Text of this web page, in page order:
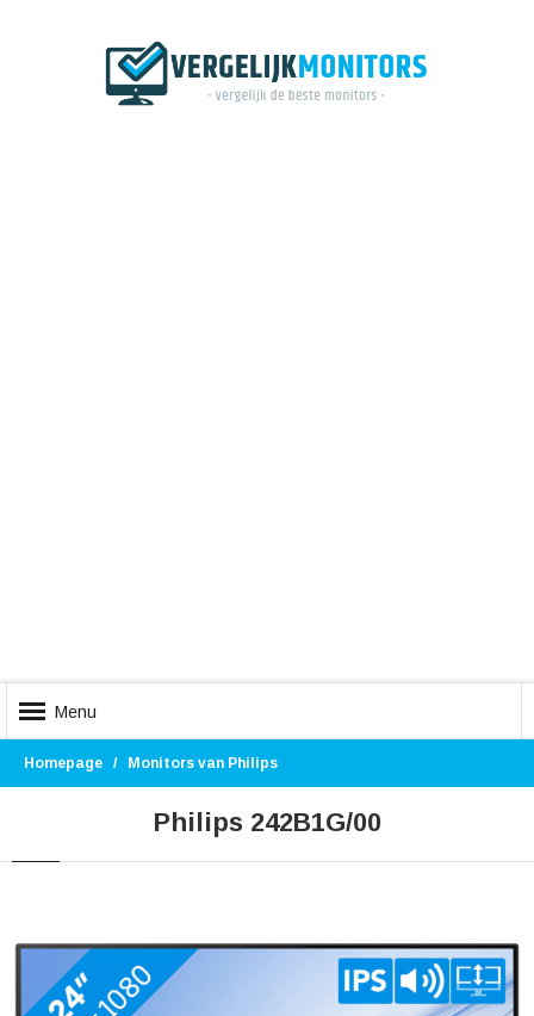
Menu
Homepage Monitors van Philips
Philips 242B1G/00